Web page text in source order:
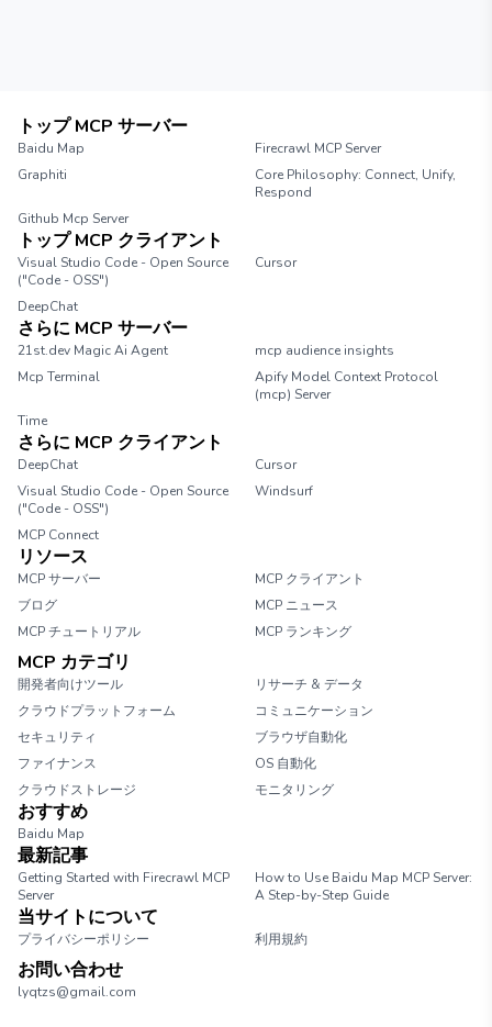
トップ MCP サーバー
Baidu Map
Firecrawl MCP Server
Graphiti
Core Philosophy: Connect, Unify,
Respond
Github Mcp Server
トップ MCP クライアント
Visual Studio Code - Open Source
("Code - OSS")
Cursor
DeepChat
さらに MCP サーバー
21st.dev Magic Ai Agent
mcp audience insights
Mcp Terminal
Apify Model Context Protocol
(mcp) Server
Time
さらに MCP クライアント
DeepChat
Cursor
Visual Studio Code - Open Source
("Code - OSS")
Windsurf
MCP Connect
リソース
MCP サーバー
MCP クライアント
ブログ
MCP ニュース
MCP チュートリアル
MCP ランキング
MCP カテゴリ
開発者向けツール
リサーチ & データ
クラウドプラットフォーム
コミュニケーション
セキュリティ
ブラウザ自動化
ファイナンス
OS 自動化
クラウドストレージ
モニタリング
おすすめ
Baidu Map
最新記事
Getting Started with Firecrawl MCP
Server
How to Use Baidu Map MCP Server:
A Step-by-Step Guide
当サイトについて
プライバシーポリシー 利用規約
お問い合わせ
lyqtzs@gmail.com